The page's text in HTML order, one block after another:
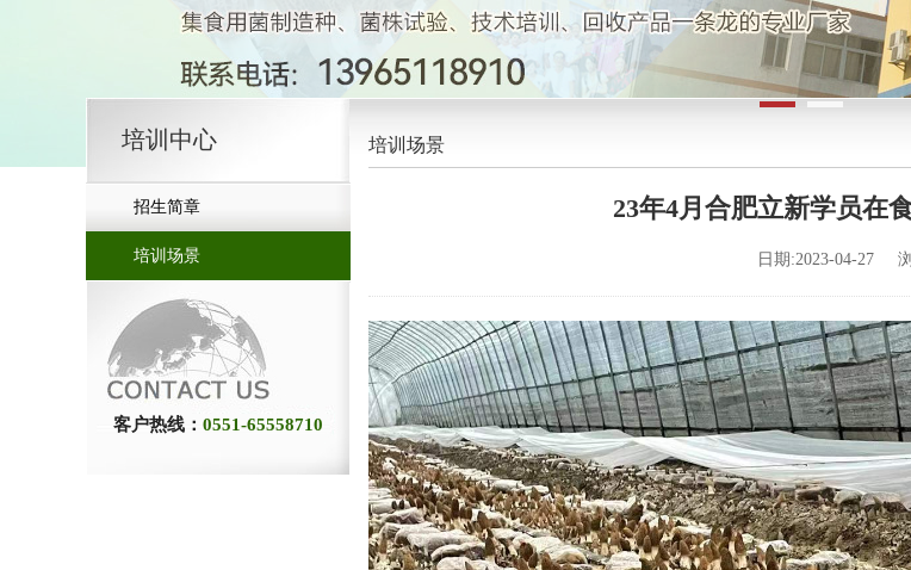
培训中心
招生简章
培训场景
客户热线： 0551-65558710
培训场景
23年4月合肥立新学员在
日期:2023-04-27